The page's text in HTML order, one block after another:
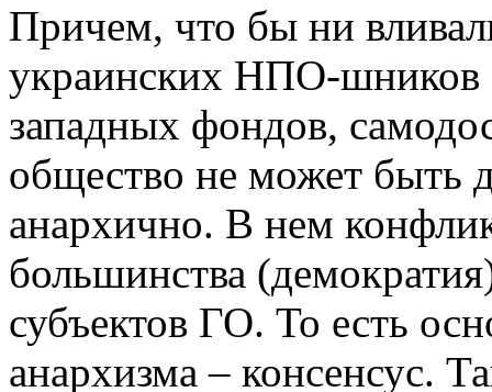
Причем, что бы ни
украинских НПО-
западных фондов,
общество не может быть
анархично. В нем
большинства
субъектов ГО. То есть
анархизма – консенсус.